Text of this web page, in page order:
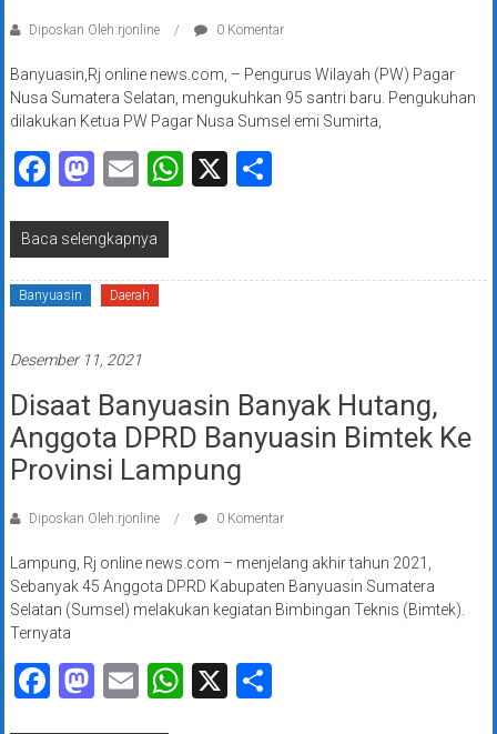
Diposkan Oleh:rjonline 0 Komentar
Banyuasin,Rj online news.com, – Pengurus Wilayah (PW) Pagar
Nusa Sumatera Selatan, mengukuhkan 95 santri baru. Pengukuhan
dilakukan Ketua PW Pagar Nusa Sumsel emi Sumirta,
Facebook
Mastodon
EmailWhatsApp
X Share
Baca selengkapnya
Banyuasin Daerah
Desember 11, 2021
Disaat Banyuasin Banyak Hutang,
Anggota DPRD Banyuasin Bimtek Ke
Provinsi Lampung
Diposkan Oleh:rjonline 0 Komentar
Lampung, Rj online news.com – menjelang akhir tahun 2021,
Sebanyak 45 Anggota DPRD Kabupaten Banyuasin Sumatera
Selatan (Sumsel) melakukan kegiatan Bimbingan Teknis (Bimtek).
Ternyata
Facebook
Mastodon
EmailWhatsApp
X Share